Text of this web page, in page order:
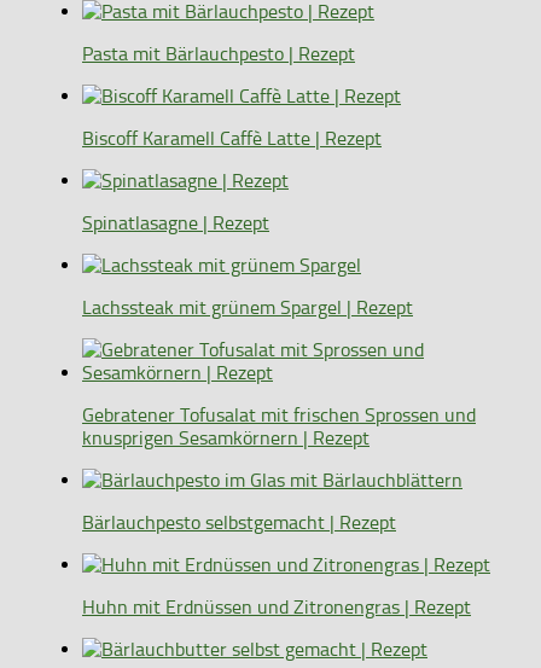
Pasta mit Bärlauchpesto | Rezept
Biscoff Karamell Caffè Latte | Rezept
Spinatlasagne | Rezept
Lachssteak mit grünem Spargel | Rezept
Gebratener Tofusalat mit frischen Sprossen und
knusprigen Sesamkörnern | Rezept
Bärlauchpesto selbstgemacht | Rezept
Huhn mit Erdnüssen und Zitronengras | Rezept